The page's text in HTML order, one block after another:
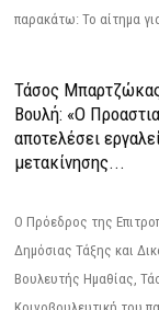
παρακάτω: Το αίτημα
Τάσος
Βουλή: «Ο
αποτελέσει
μετακίνησης...
Ο Πρόεδρος της
Δημόσιας Τάξης και
Βουλευτής Ημαθίας,